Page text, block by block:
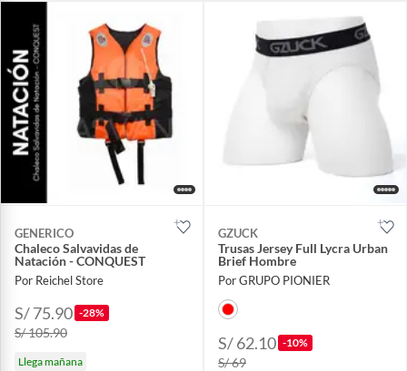
GENERICO
Chaleco Salvavidas de
Natación - CONQUEST
Por Reichel Store
S/ 75.90 -28%
S/ 105.90
Llega mañana
GZUCK
Trusas Jersey Full Lycra Urban
Brief Hombre
Por GRUPO PIONIER
S/ 62.10 -10%
S/ 69